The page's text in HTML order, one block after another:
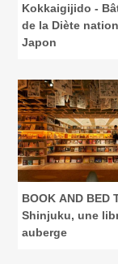
Kokkaigijido -
de la Diète
Japon
BOOK AND BED
Shinjuku, une
auberge